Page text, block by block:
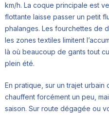
km/h. La coque principale est
flottante laisse passer un petit
phalanges. Les fourchettes de
les zones textiles limitent
là où beaucoup de gants tout
plein été.
En pratique, sur un trajet
chauffent forcément un peu,
saison. Sur route dégagée ou